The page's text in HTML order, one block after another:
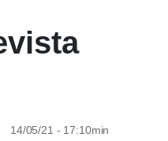
14/05/21 - 17:10min